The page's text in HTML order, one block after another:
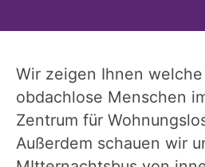
Wir zeigen Ihnen
obdachlose Menschen
Zentrum für
Außerdem schauen wir